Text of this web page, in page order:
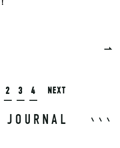
2 3 4 NEXT
JOURNAL